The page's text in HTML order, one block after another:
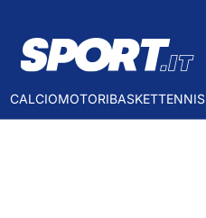
CALCIOMOTORIBASKETTENNIS